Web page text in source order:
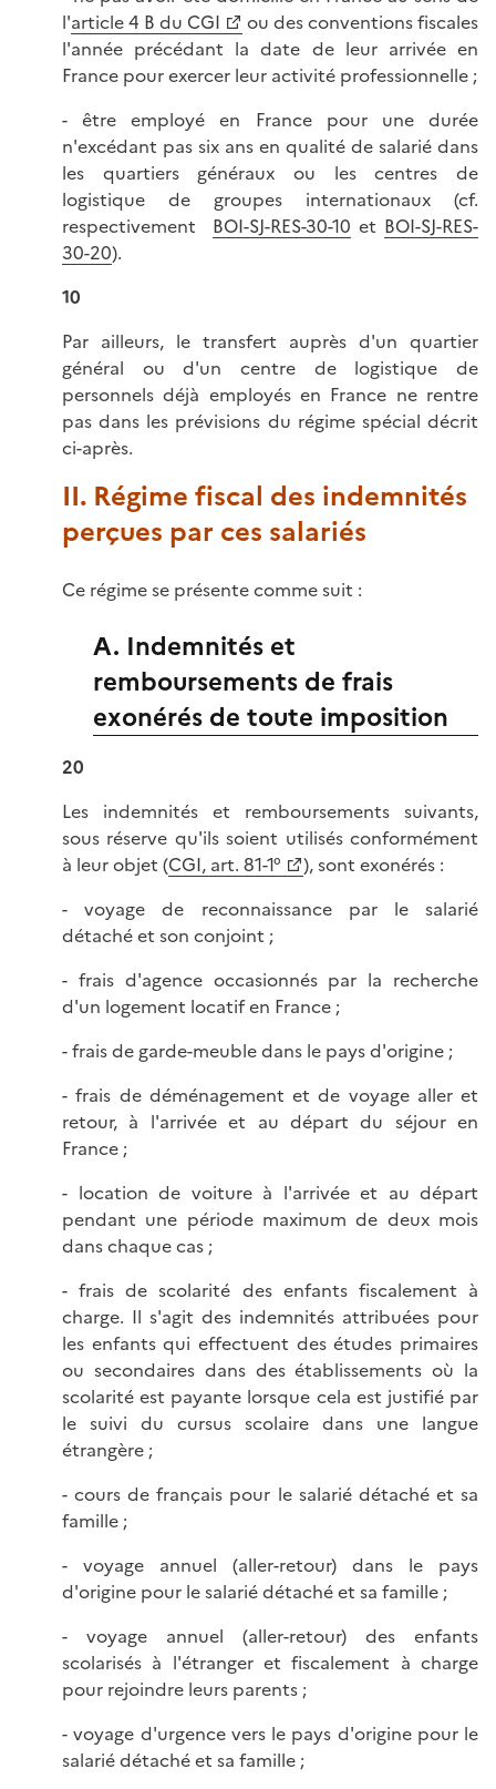
l'article 4 B du CGI
ou des conventions fiscales
l'année précédant la date de leur arrivée en
France pour exercer leur activité professionnelle ;
- être employé en France pour une durée
n'excédant pas six ans en qualité de salarié dans
les quartiers généraux ou les centres de
logistique de groupes internationaux (cf.
respectivement BOI-SJ-RES-30-10 et BOI-SJ-RES-
30-20).
10
Par ailleurs, le transfert auprès d'un quartier
général ou d'un centre de logistique de
personnels déjà employés en France ne rentre
pas dans les prévisions du régime spécial décrit
ci-après.
II. Régime fiscal des indemnités
perçues par ces salariés
Ce régime se présente comme suit :
A. Indemnités et
remboursements de frais
exonérés de toute imposition
20
Les indemnités et remboursements suivants,
sous réserve qu'ils soient utilisés conformément
à leur objet (CGI, art. 81-1°
), sont exonérés :
- voyage de reconnaissance par le salarié
détaché et son conjoint ;
- frais d'agence occasionnés par la recherche
d'un logement locatif en France ;
- frais de garde-meuble dans le pays d'origine ;
- frais de déménagement et de voyage aller et
retour, à l'arrivée et au départ du séjour en
France ;
- location de voiture à l'arrivée et au départ
pendant une période maximum de deux mois
dans chaque cas ;
- frais de scolarité des enfants fiscalement à
charge. Il s'agit des indemnités attribuées pour
les enfants qui effectuent des études primaires
ou secondaires dans des établissements où la
scolarité est payante lorsque cela est justifié par
le suivi du cursus scolaire dans une langue
étrangère ;
- cours de français pour le salarié détaché et sa
famille ;
- voyage annuel (aller-retour) dans le pays
d'origine pour le salarié détaché et sa famille ;
- voyage annuel (aller-retour) des enfants
scolarisés à l'étranger et fiscalement à charge
pour rejoindre leurs parents ;
- voyage d'urgence vers le pays d'origine pour le
salarié détaché et sa famille ;